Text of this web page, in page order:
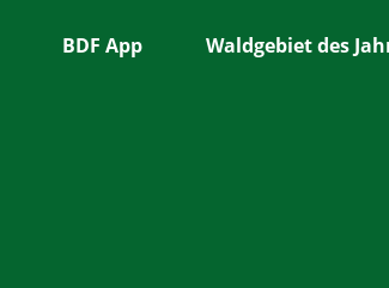
BDF App Waldgebiet des